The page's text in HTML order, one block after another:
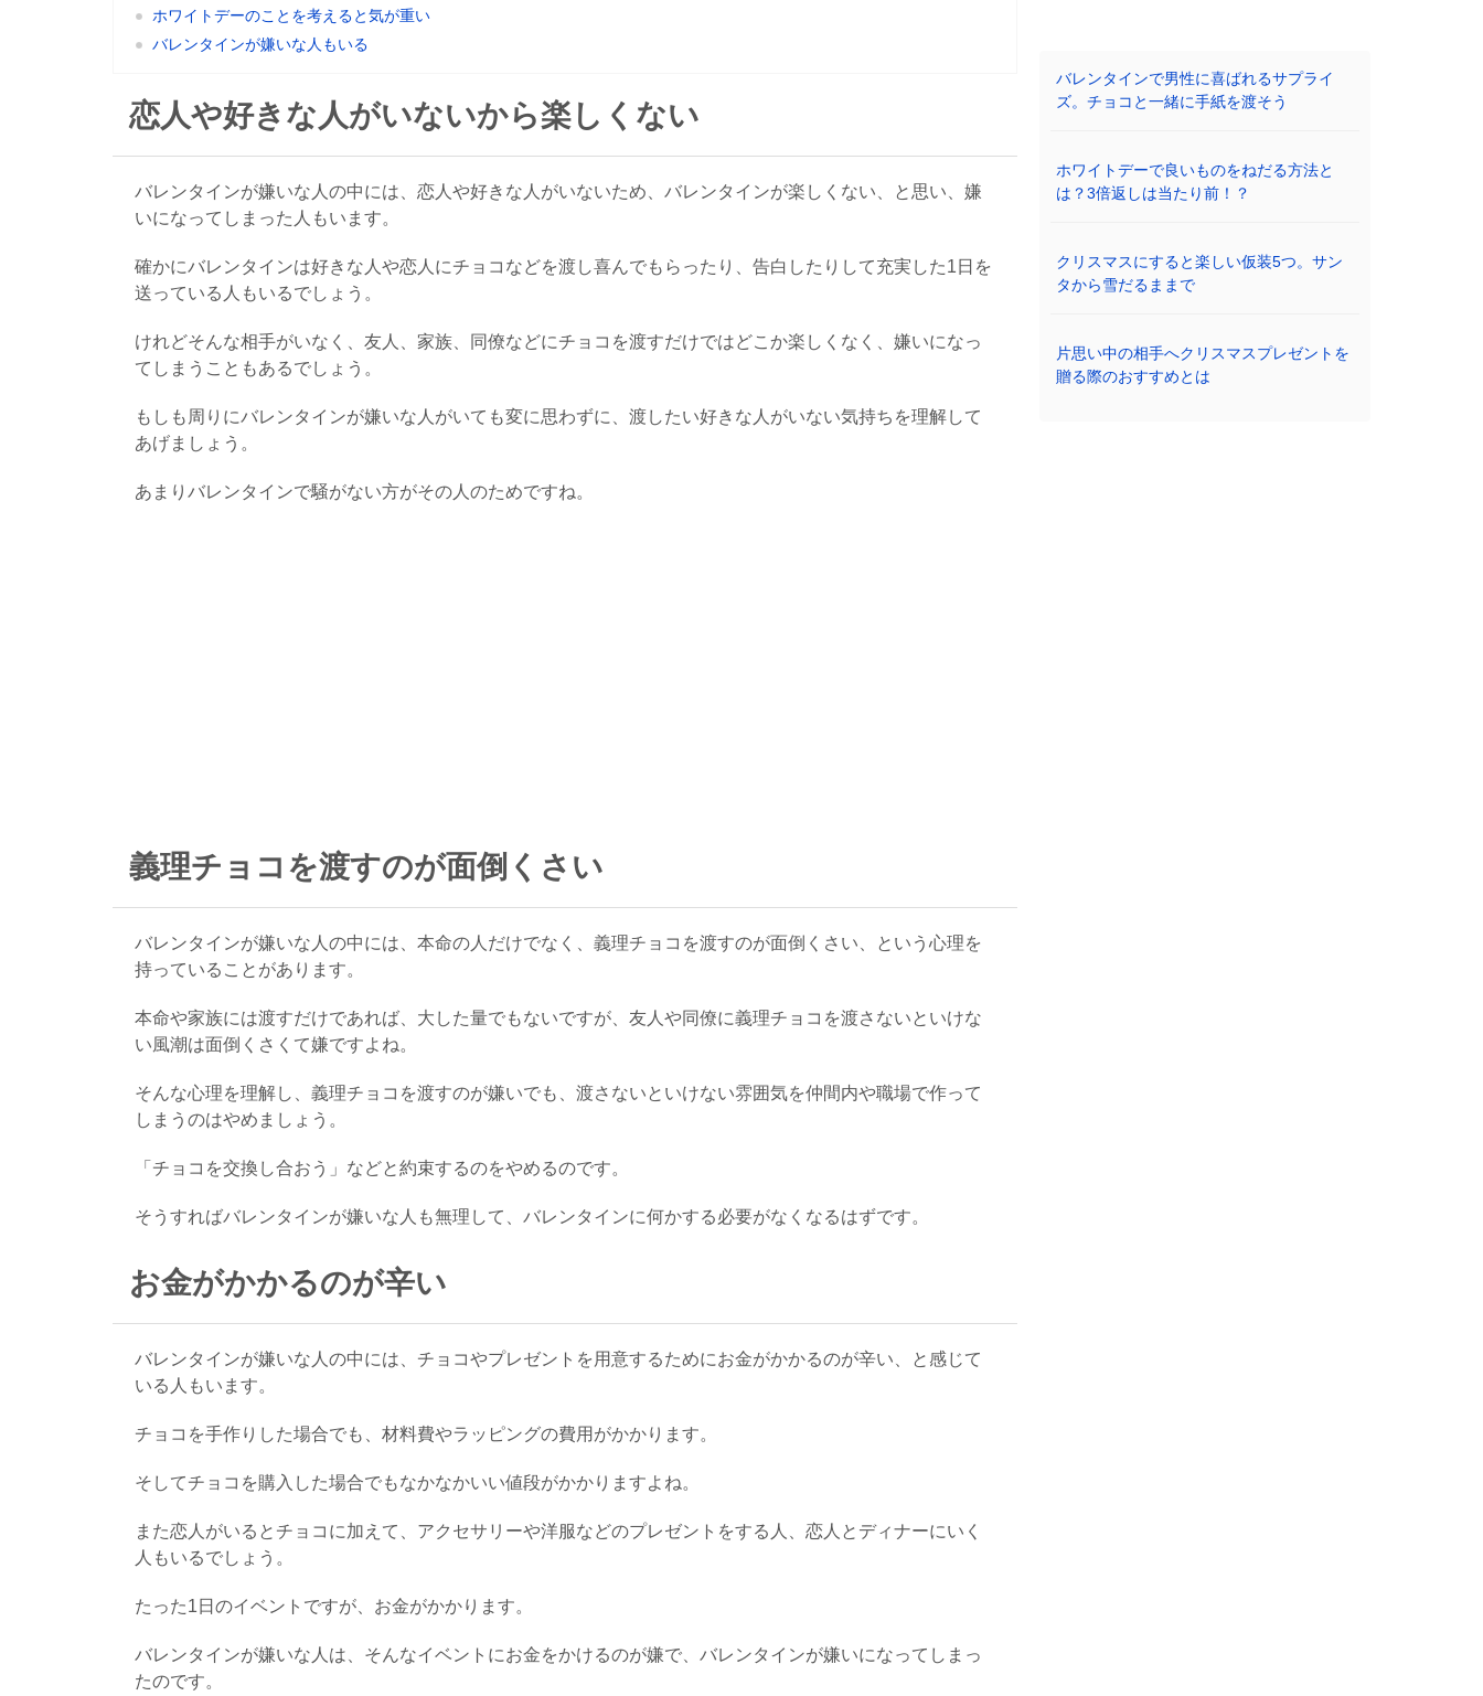
ホワイトデーのことを考えると気が重い
バレンタインが嫌いな人もいる
恋人や好きな人がいないから楽しくない
バレンタインが嫌いな人の中には、恋人や好きな人がいないため、バレンタインが楽しくない、と思い、嫌
いになってしまった人もいます。
確かにバレンタインは好きな人や恋人にチョコなどを渡し喜んでもらったり、告白したりして充実した1日を
送っている人もいるでしょう。
けれどそんな相手がいなく、友人、家族、同僚などにチョコを渡すだけではどこか楽しくなく、嫌いになっ
てしまうこともあるでしょう。
もしも周りにバレンタインが嫌いな人がいても変に思わずに、渡したい好きな人がいない気持ちを理解して
あげましょう。
あまりバレンタインで騒がない方がその人のためですね。
義理チョコを渡すのが面倒くさい
バレンタインが嫌いな人の中には、本命の人だけでなく、義理チョコを渡すのが面倒くさい、という心理を
持っていることがあります。
本命や家族には渡すだけであれば、大した量でもないですが、友人や同僚に義理チョコを渡さないといけな
い風潮は面倒くさくて嫌ですよね。
そんな心理を理解し、義理チョコを渡すのが嫌いでも、渡さないといけない雰囲気を仲間内や職場で作って
しまうのはやめましょう。
「チョコを交換し合おう」などと約束するのをやめるのです。
そうすればバレンタインが嫌いな人も無理して、バレンタインに何かする必要がなくなるはずです。
お金がかかるのが辛い
バレンタインが嫌いな人の中には、チョコやプレゼントを用意するためにお金がかかるのが辛い、と感じて
いる人もいます。
チョコを手作りした場合でも、材料費やラッピングの費用がかかります。
そしてチョコを購入した場合でもなかなかいい値段がかかりますよね。
また恋人がいるとチョコに加えて、アクセサリーや洋服などのプレゼントをする人、恋人とディナーにいく
人もいるでしょう。
たった1日のイベントですが、お金がかかります。
バレンタインが嫌いな人は、そんなイベントにお金をかけるのが嫌で、バレンタインが嫌いになってしまっ
たのです。
バレンタインで男性に喜ばれるサプライ
ズ。チョコと一緒に手紙を渡そう
ホワイトデーで良いものをねだる方法と
は？3倍返しは当たり前！？
クリスマスにすると楽しい仮装5つ。サン
タから雪だるままで
片思い中の相手へクリスマスプレゼントを
贈る際のおすすめとは